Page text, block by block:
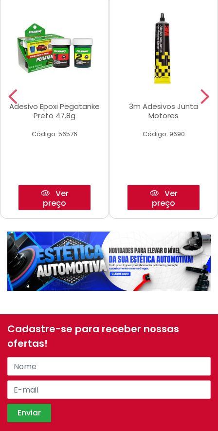
Adesivo Epoxi Pegatanke
Preto 47.8g
Código: 56576
Ver
preço
3m Adesivos Junta
Motores
Código: 9690
Ver
preço
Cadastre-se para receber nossas
ofertas!